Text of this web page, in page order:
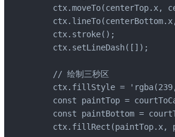
ctx.moveTo(centerTop.x,
    ctx.stroke();
    ctx.setLineDash([]);
    // 绘制三秒区
ctx.fillStyle =
const paintTop =
const paintBottom =
ctx.fillRect(paintTop.x,